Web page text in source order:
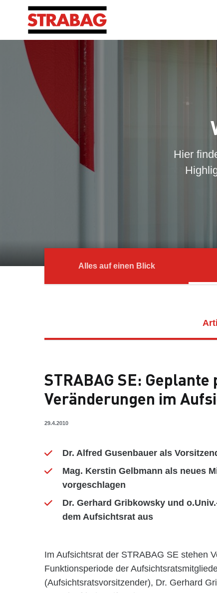
Hier
Alles auf einen Blick
STRABAG SE:
Veränderungen im
29.4.2010
Dr. Alfred Gusenbauer als
Mag. Kerstin Gelbmann als neues
vorgeschlagen
Dr. Gerhard Gribkowsky und
dem Aufsichtsrat aus
Im Aufsichtsrat der STRABAG SE stehen
Funktionsperiode der
(Aufsichtsratsvorsitzender), Dr. Gerhard